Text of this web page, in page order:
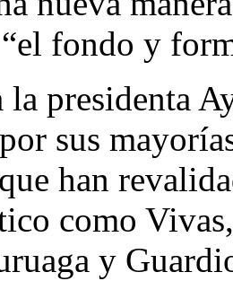
fondo y
presidenta
sus
han
como
y